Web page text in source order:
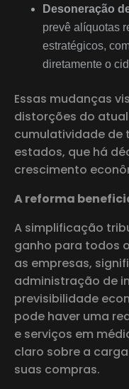
Desoneração
prevê alíquotas
estratégicos,
diretamente o
Essas mudanças
distorções do
cumulatividade de
estados, que há
crescimento
A reforma
A simplificação
ganho para todos
as empresas,
administração de
previsibilidade
pode haver uma
e serviços em
claro sobre a
suas compras.